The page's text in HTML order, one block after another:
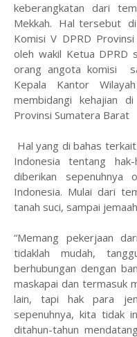
keberangkatan dari
Mekkah. Hal tersebut di
Komisi V DPRD
oleh wakil Ketua DPRD
orang angota komisi
Kepala Kantor
membidangi kehajian
Provinsi Sumatera Barat
Hal yang di bahas
Indonesia tentang
diberikan sepenuhnya
Indonesia. Mulai dari
tanah suci, sampai
“Memang pekerjaan
tidaklah mudah,
berhubungan dengan
maskapai dan termasuk
lain, tapi hak para
sepenuhnya, kita tidak
ditahun-tahun